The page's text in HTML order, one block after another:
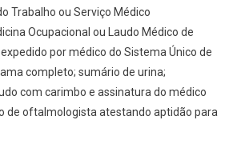
Trabalho ou Serviço Médico
Ocupacional ou Laudo Médico de
por médico do Sistema Único de
completo; sumário de urina;
com carimbo e assinatura do médico
de oftalmologista atestando aptidão para